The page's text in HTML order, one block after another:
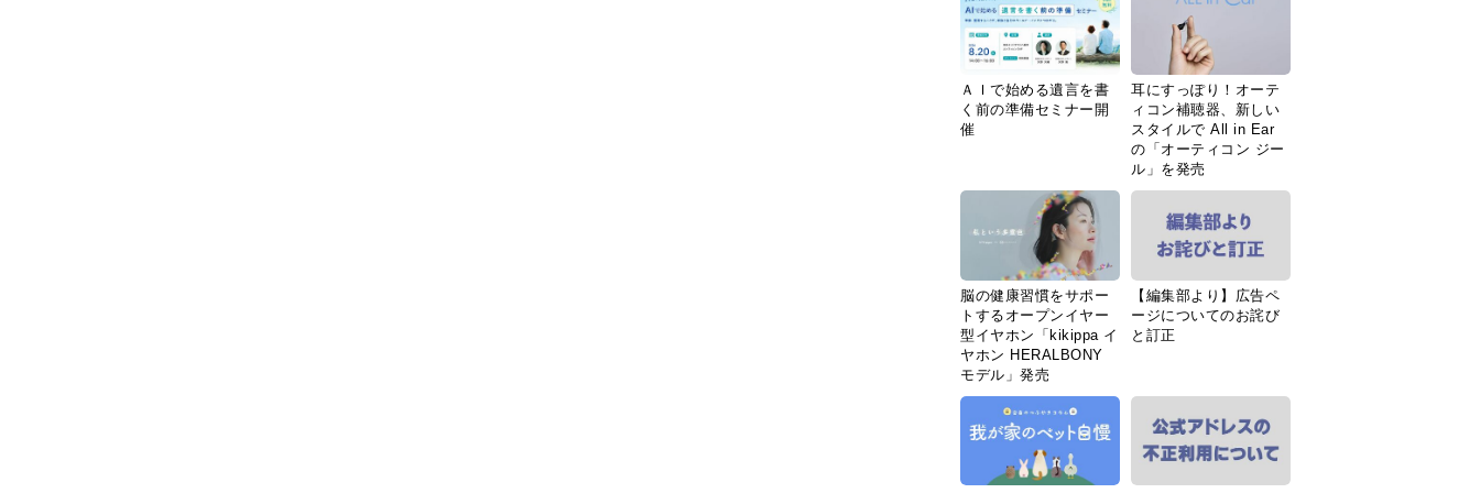
ＡＩで始める遺言を書
く前の準備セミナー開
催
耳にすっぽり！オーテ
ィコン補聴器、新しい
スタイルで All in Ear
の「オーティコン ジー
ル」を発売
脳の健康習慣をサポー
トするオープンイヤー
型イヤホン「kikippa イ
ヤホン HERALBONY
モデル」発売
【編集部より】広告ペ
ージについてのお詫び
と訂正